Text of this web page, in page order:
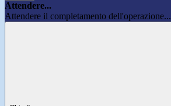
Attendere...
Attendere il completamento dell'operazione...